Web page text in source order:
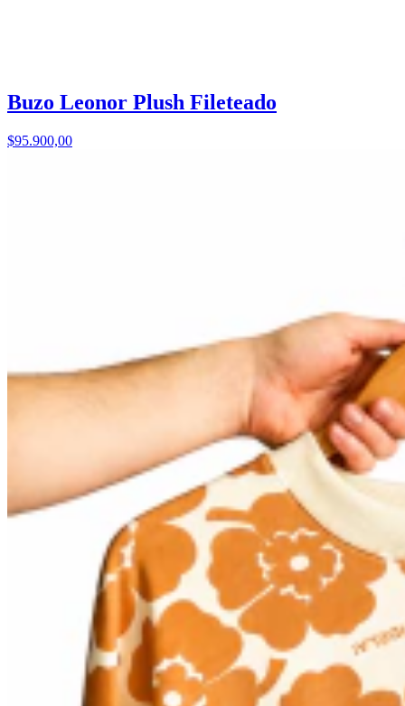
Buzo Leonor Plush Fileteado
$95.900,00